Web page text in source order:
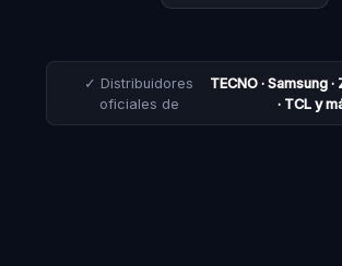
✓ Distribuidores
oficiales de
TECNO · Samsung
· TCL y